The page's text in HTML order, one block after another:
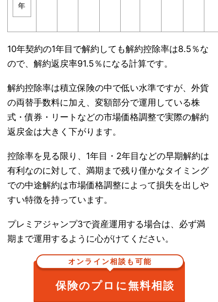
年
10年契約の1年目で解約しても解約控除率は8.5％な
ので、解約返戻率91.5％になる計算です。
解約控除率は積立保険の中で低い水準ですが、外貨
の両替手数料に加え、変額部分で運用している株
式・債券・リートなどの市場価格調整で実際の解約
返戻金は大きく下がります。
控除率を見る限り、1年目・2年目などの早期解約は
有利なのに対して、満期まで残り僅かなタイミング
での中途解約は市場価格調整によって損失を出しや
すい特徴を持っています。
プレミアジャンプ3で資産運用する場合は、必ず満
期まで運用するように心がけてください。
オンライン相談も可能
保険のプロに無料相談